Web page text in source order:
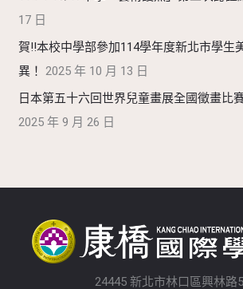
17 日
賀!!本校中學部參加114學年度新北市學生
異！ 2025 年 10 月 13 日
日本第五十六回世界兒童畫展全國徵畫比
2025 年 9 月 26 日
24445 新北市林口區興林路